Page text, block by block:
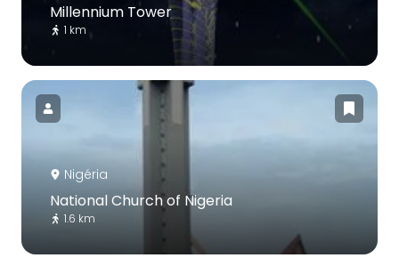
Millennium Tower
1 km
Nigéria
National Church of Nigeria
1.6 km